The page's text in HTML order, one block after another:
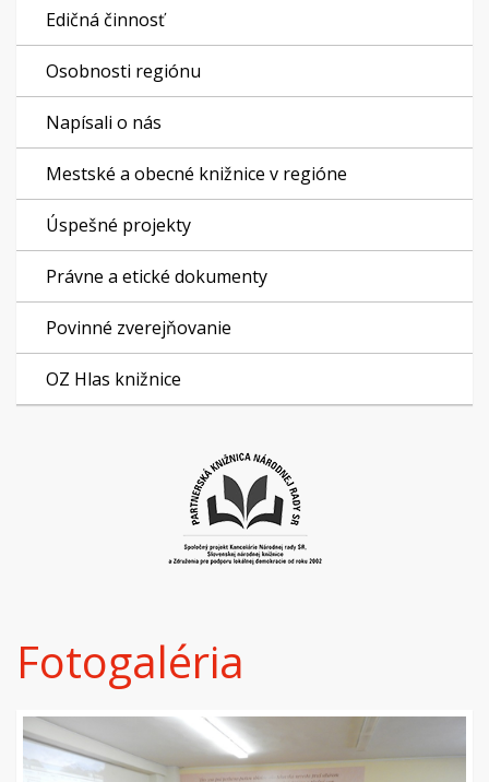
Edičná činnosť
Osobnosti regiónu
Napísali o nás
Mestské a obecné knižnice v regióne
Úspešné projekty
Právne a etické dokumenty
Povinné zverejňovanie
OZ Hlas knižnice
Fotogaléria